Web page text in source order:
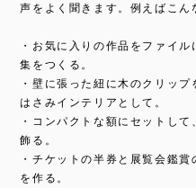
声をよく聞きます。例えばこん
・お気に入りの作品をファイ
集をつくる。
・壁に張った紐に木のクリッ
はさみインテリアとして。
・コンパクトな額にセットし
飾る。
・チケットの半券と展覧会鑑
を作る。